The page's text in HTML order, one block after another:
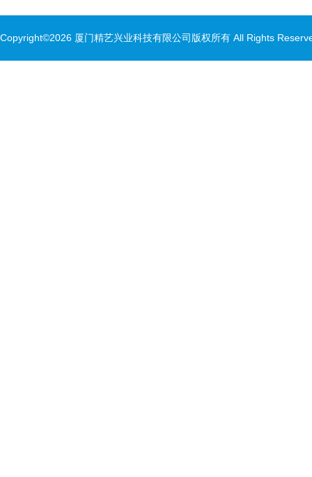
Copyright©2026 厦门精艺兴业科技有限公司版权所有 All Rights